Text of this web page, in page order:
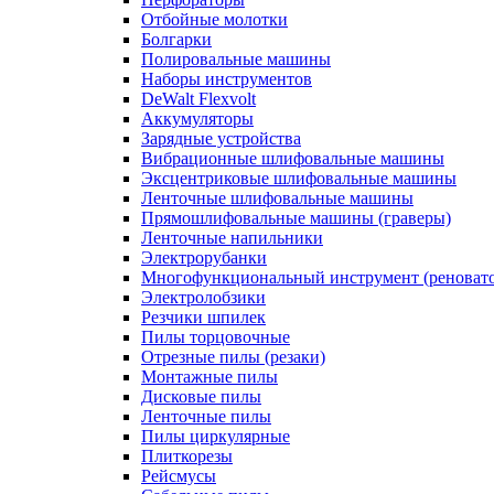
Отбойные молотки
Болгарки
Полировальные машины
Наборы инструментов
DeWalt Flexvolt
Аккумуляторы
Зарядные устройства
Вибрационные шлифовальные машины
Эксцентриковые шлифовальные машины
Ленточные шлифовальные машины
Прямошлифовальные машины (граверы)
Ленточные напильники
Электрорубанки
Многофункциональный инструмент
Электролобзики
Резчики шпилек
Пилы торцовочные
Отрезные пилы (резаки)
Монтажные пилы
Дисковые пилы
Ленточные пилы
Пилы циркулярные
Плиткорезы
Рейсмусы